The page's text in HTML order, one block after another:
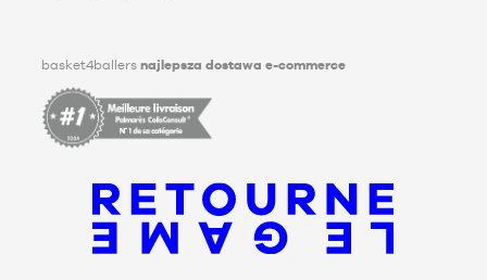
basket4ballers najlepsza dostawa e-commerce